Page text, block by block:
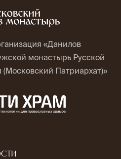
«Данилов
монастырь Русской
(Московский Патриархат)»